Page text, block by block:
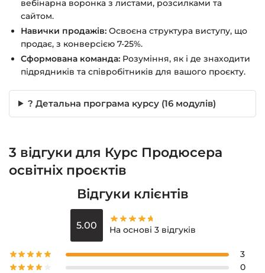
вебінарна воронка з листами, розсилками та
сайтом.
Навички продажів: Освоєна структура виступу, що
продає, з конверсією 7-25%.
Сформована команда: Розуміння, як і де знаходити
підрядників та співробітників для вашого проєкту.
? Детальна програма курсу (16 модулів)
3 відгуки для Курс Продюсера
освітніх проєктів
Відгуки клієнтів
5.00 На основі 3 відгуків
3
0